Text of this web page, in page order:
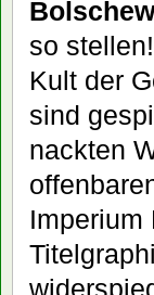
so
Kult der
sind
nackten
Imperium